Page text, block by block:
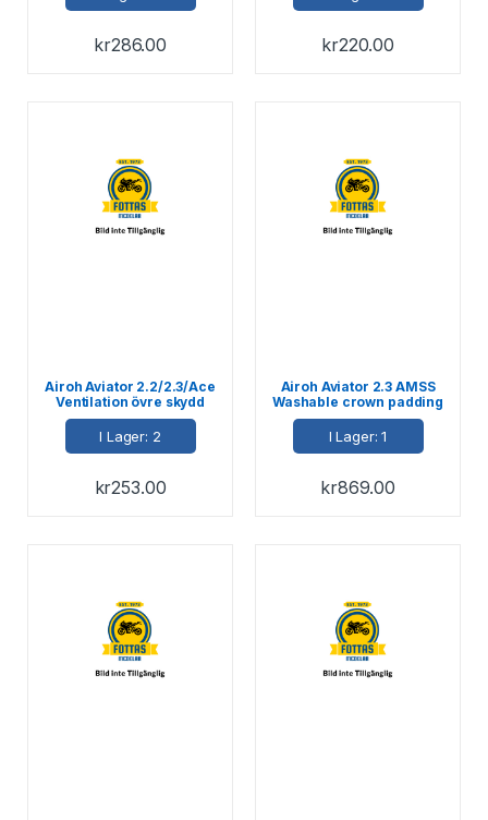
kr286.00 kr220.00
Airoh Aviator 2.2/2.3/Ace
Ventilation övre skydd
klar
I Lager: 2
kr253.00
Airoh Aviator 2.3 AMSS
Washable crown padding
M
I Lager: 1
kr869.00